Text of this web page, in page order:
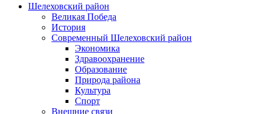
Шелеховский район
Великая Победа
История
Современный Шелеховский район
Экономика
Здравоохранение
Образование
Природа района
Культура
Спорт
Внешние связи